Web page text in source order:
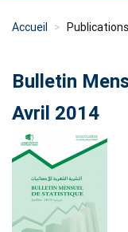
Accueil Publications
Bulletin
Avril 2014